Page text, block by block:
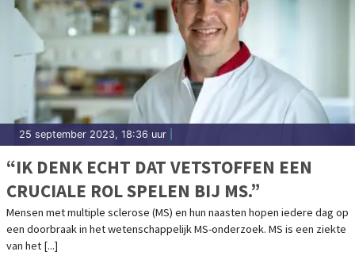
25 september 2023, 18:36 uur
“IK DENK ECHT DAT VETSTOFFEN EEN
CRUCIALE ROL SPELEN BIJ MS.”
Mensen met multiple sclerose (MS) en hun naasten hopen iedere dag op
een doorbraak in het wetenschappelijk MS-onderzoek. MS is een ziekte
van het [...]